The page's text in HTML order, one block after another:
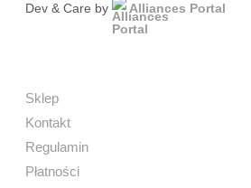
Dev & Care by Alliances Portal
Sklep
Kontakt
Regulamin
Płatności